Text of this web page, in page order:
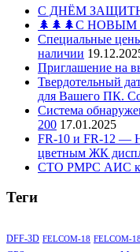
С ДНЁМ
🌲🌲🌲С НОВЫМ
Специальные
наличии
Приглашение на
Твердотельный
для Вашего ПК.
Система
200 17.01.2025
FR-10 и FR-12 —
цветным ЖК
СТО РМРС АИС
Теги
DFF-3D FELCOM-18 FELCOM-